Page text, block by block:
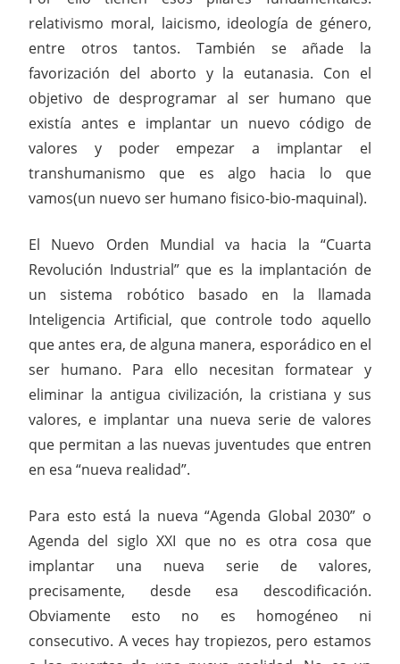
relativismo moral, laicismo, ideología de género,
entre otros tantos. También se añade la
favorización del aborto y la eutanasia. Con el
objetivo de desprogramar al ser humano que
existía antes e implantar un nuevo código de
valores y poder empezar a implantar el
transhumanismo que es algo hacia lo que
vamos(un nuevo ser humano fisico-bio-maquinal).
El Nuevo Orden Mundial va hacia la “Cuarta
Revolución Industrial” que es la implantación de
un sistema robótico basado en la llamada
Inteligencia Artificial, que controle todo aquello
que antes era, de alguna manera, esporádico en el
ser humano. Para ello necesitan formatear y
eliminar la antigua civilización, la cristiana y sus
valores, e implantar una nueva serie de valores
que permitan a las nuevas juventudes que entren
en esa “nueva realidad”.
Para esto está la nueva “Agenda Global 2030” o
Agenda del siglo XXI que no es otra cosa que
implantar una nueva serie de valores,
precisamente, desde esa descodificación.
Obviamente esto no es homogéneo ni
consecutivo. A veces hay tropiezos, pero estamos